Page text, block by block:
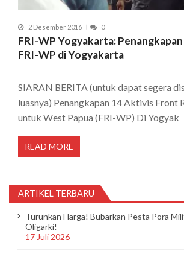
2 Desember 2016 0
FRI-WP Yogyakarta:
FRI-WP di Yogyakarta
SIARAN BERITA (untuk dapat segera
luasnya) Penangkapan 14 Aktivis Front
untuk West Papua (FRI-WP) Di Yogyak
READ MORE
ARTIKEL TERBARU
Turunkan Harga! Bubarkan Pesta Pora
Oligarki!
17 Juli 2026